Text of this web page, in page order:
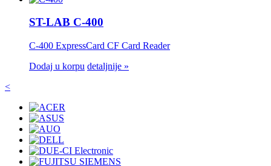
ST-LAB C-400
C-400 ExpressCard CF Card Reader
Dodaj u korpu detaljnije »
<